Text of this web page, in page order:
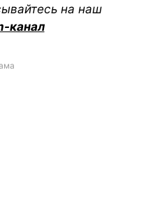
на наш
канал